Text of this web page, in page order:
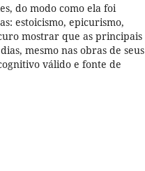
do modo como ela foi
estoicismo, epicurismo,
mostrar que as principais
mesmo nas obras de seus
válido e fonte de